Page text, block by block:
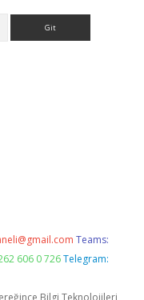
Teams:
606 0 726 Telegram:
Bilgi Teknolojileri